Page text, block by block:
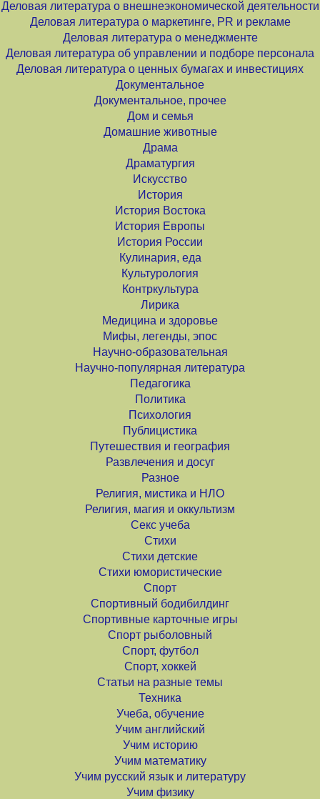
Деловая литература о внешнеэкономической деятельности
Деловая литература о маркетинге, PR и рекламе
Деловая литература о менеджменте
Деловая литература об управлении и подборе персонала
Деловая литература о ценных бумагах и инвестициях
Документальное
Документальное, прочее
Дом и семья
Домашние животные
Драма
Драматургия
Искусство
История
История Востока
История Европы
История России
Кулинария, еда
Культурология
Контркультура
Лирика
Медицина и здоровье
Мифы, легенды, эпос
Научно-образовательная
Научно-популярная литература
Педагогика
Политика
Психология
Публицистика
Путешествия и география
Развлечения и досуг
Разное
Религия, мистика и НЛО
Религия, магия и оккультизм
Секс учеба
Стихи
Стихи детские
Стихи юмористические
Спорт
Спортивный бодибилдинг
Спортивные карточные игры
Спорт рыболовный
Спорт, футбол
Спорт, хоккей
Статьи на разные темы
Техника
Учеба, обучение
Учим английский
Учим историю
Учим математику
Учим русский язык и литературу
Учим физику